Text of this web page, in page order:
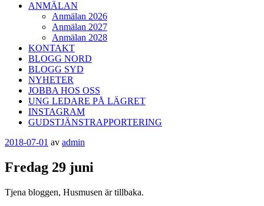
ANMÄLAN
Anmälan 2026
Anmälan 2027
Anmälan 2028
KONTAKT
BLOGG NORD
BLOGG SYD
NYHETER
JOBBA HOS OSS
UNG LEDARE PÅ LÄGRET
INSTAGRAM
GUDSTJÄNSTRAPPORTERING
Publicerat
2018-07-01 av admin
Fredag 29 juni
Tjena bloggen, Husmusen är tillbaka.